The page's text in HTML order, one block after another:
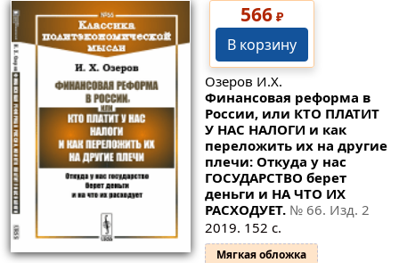
566₽
В корзину
Озеров И.Х.
Финансовая реформа в
России, или КТО ПЛАТИТ
У НАС НАЛОГИ и как
переложить их на другие
плечи: Откуда у нас
ГОСУДАРСТВО берет
деньги и НА ЧТО ИХ
РАСХОДУЕТ. № 66. Изд. 2
2019. 152 с.
Мягкая обложка